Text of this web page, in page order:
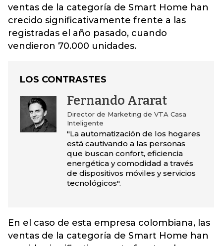
ventas de la categoría de Smart Home han
crecido significativamente frente a las
registradas el año pasado, cuando
vendieron 70.000 unidades.
LOS CONTRASTES
Fernando Ararat
Director de Marketing de VTA Casa
Inteligente
"La automatización de los hogares
está cautivando a las personas
que buscan confort, eficiencia
energética y comodidad a través
de dispositivos móviles y servicios
tecnológicos".
En el caso de esta empresa colombiana, las
ventas de la categoría de Smart Home han